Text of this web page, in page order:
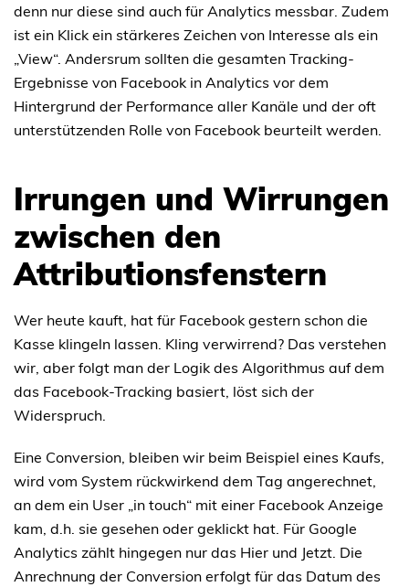
denn nur diese sind auch für Analytics messbar. Zudem
ist ein Klick ein stärkeres Zeichen von Interesse als ein
„View“. Andersrum sollten die gesamten Tracking-
Ergebnisse von Facebook in Analytics vor dem
Hintergrund der Performance aller Kanäle und der oft
unterstützenden Rolle von Facebook beurteilt werden.
Irrungen und Wirrungen
zwischen den
Attributionsfenstern
Wer heute kauft, hat für Facebook gestern schon die
Kasse klingeln lassen. Kling verwirrend? Das verstehen
wir, aber folgt man der Logik des Algorithmus auf dem
das Facebook-Tracking basiert, löst sich der
Widerspruch.
Eine Conversion, bleiben wir beim Beispiel eines Kaufs,
wird vom System rückwirkend dem Tag angerechnet,
an dem ein User „in touch“ mit einer Facebook Anzeige
kam, d.h. sie gesehen oder geklickt hat. Für Google
Analytics zählt hingegen nur das Hier und Jetzt. Die
Anrechnung der Conversion erfolgt für das Datum des